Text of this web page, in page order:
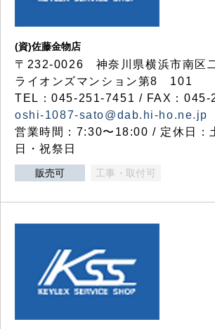
(資)佐藤金物店
〒232-0026 神奈川県横浜市南区
ライオンズマンション第8 101
TEL：045-251-7451 / FAX：
oshi-1087-sato@dab.hi-ho.ne.jp
営業時間：7:30〜18:00 / 定休日：
日・祝祭日
販売可 工事・取付可